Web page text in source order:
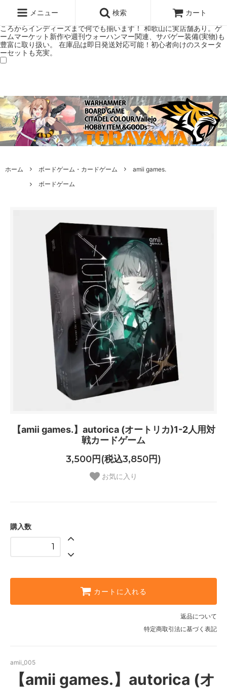
ミアムショップTORAYAMA。通販・オンラインショップです！ ウォー
ハンマーとボードゲームのことなら当店へ！ボードゲームもメジャーど
ころからインディーズまで何でも揃います！ 和歌山に実店舗あり。ゲ
ームマーケット新作や週刊ウォーハンマー関連、サバゲー装備(実物)も
豊富に取り扱い。 在庫品は即日発送対応可能！初心者向けのスタータ
ーセットも充実。
メニュー 検索 カート
ホーム ボードゲーム・カードゲーム
amii games.
ボードゲーム
【amii games.】autorica (オートリカ)1-2人用対
戦カードゲーム
3,500円(税込3,850円)
お気に入り
購入数
カートに入れる
返品について
特定商取引法に基づく表記
amii_005
【amii games.】autorica (オ